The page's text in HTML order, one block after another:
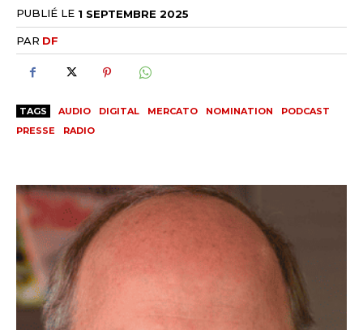
PUBLIÉ LE 1 SEPTEMBRE 2025
PAR DF
TAGS AUDIO DIGITAL MERCATO NOMINATION
PODCAST
PRESSE
RADIO